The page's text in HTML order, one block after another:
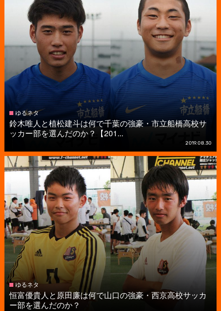
ゆるネタ
鈴木唯人と植松建斗は何で千葉の強豪・市立船橋高校サ
ッカー部を選んだのか？【201...
2019.08.30
ゆるネタ
恒富優貴人と原田廉は何で山口の強豪・西京高校サッカ
ー部を選んだのか？